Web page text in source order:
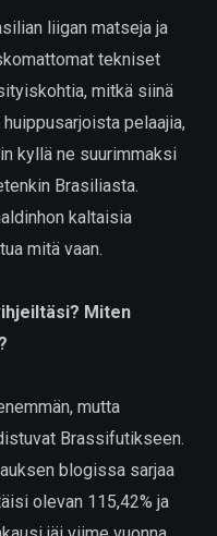
liigan matseja ja
tekniset
mitkä siinä
pelaajia,
kyllä ne suurimmaksi
Brasiliasta.
kaltaisia
mitä vaan.
Miten
mutta
Brassifutikseen.
blogissa sarjaa
olevan 115,42% ja